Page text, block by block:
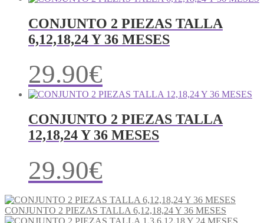
CONJUNTO 2 PIEZAS TALLA
6,12,18,24 Y 36 MESES
29.90€
CONJUNTO 2 PIEZAS TALLA
12,18,24 Y 36 MESES
29.90€
CONJUNTO 2 PIEZAS TALLA 6,12,18,24 Y 36 MESES